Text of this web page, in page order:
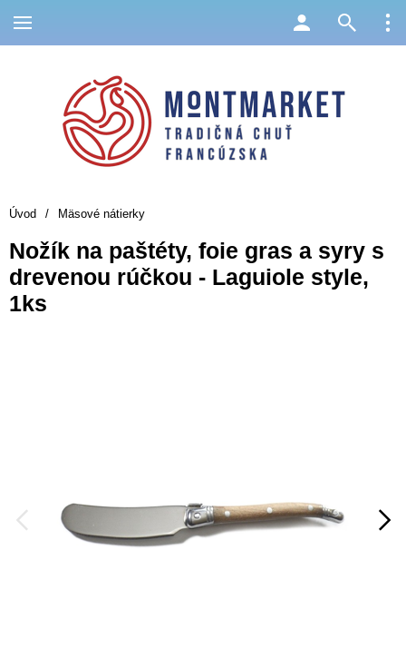
Úvod / Mäsové nátierky
Nožík na paštéty, foie gras a syry s
drevenou rúčkou - Laguiole style,
1ks